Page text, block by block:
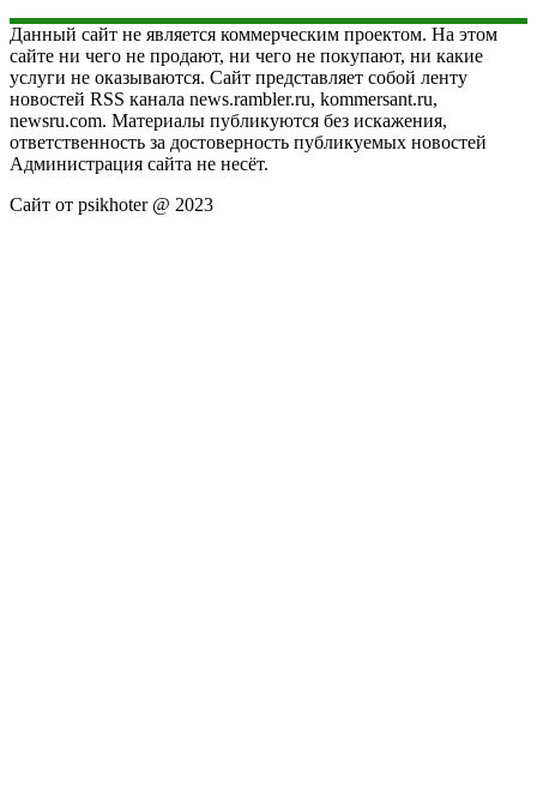
Данный сайт не является коммерческим проектом. На этом
сайте ни чего не продают, ни чего не покупают, ни какие
услуги не оказываются. Сайт представляет собой ленту
новостей RSS канала news.rambler.ru, kommersant.ru,
newsru.com. Материалы публикуются без искажения,
ответственность за достоверность публикуемых новостей
Администрация сайта не несёт.
Сайт от psikhoter @ 2023